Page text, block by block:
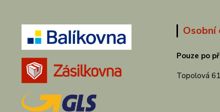
Osobní
Pouze po
Topolová